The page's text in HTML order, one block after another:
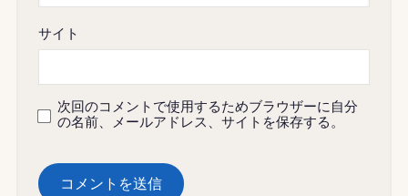
サイト
次回のコメントで使用するためブラウザーに自分
の名前、メールアドレス、サイトを保存する。